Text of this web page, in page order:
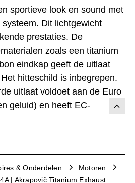
sportieve look en sound met
Dit lichtgewicht
prestaties. De
zoals een titanium
eindkap geeft de uitlaat
hitteschild is inbegrepen.
uitlaat voldoet aan de Euro
geluid) en heeft EC-
& Onderdelen
Motoren
| Akrapovič Titanium Exhaust